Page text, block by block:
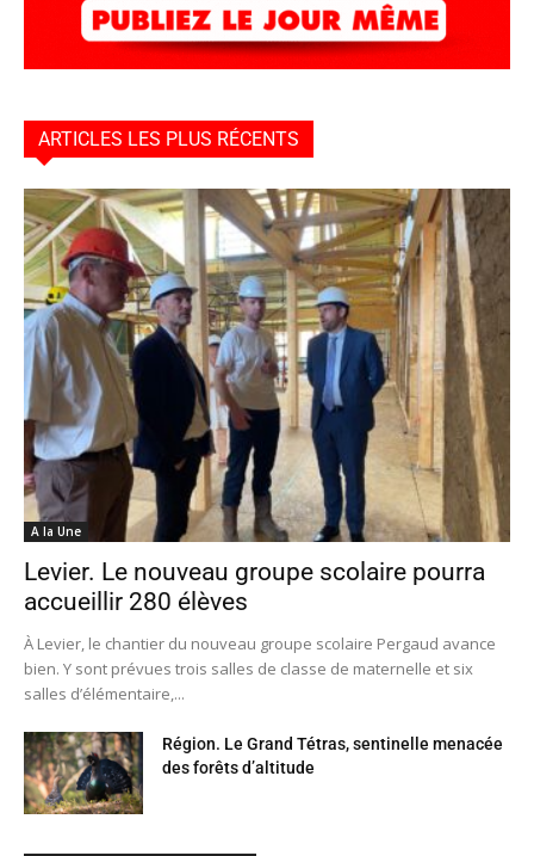
ARTICLES LES PLUS RÉCENTS
A la Une
Levier. Le nouveau groupe scolaire pourra
accueillir 280 élèves
À Levier, le chantier du nouveau groupe scolaire Pergaud avance
bien. Y sont prévues trois salles de classe de maternelle et six
salles d’élémentaire,...
Région. Le Grand Tétras, sentinelle menacée
des forêts d’altitude